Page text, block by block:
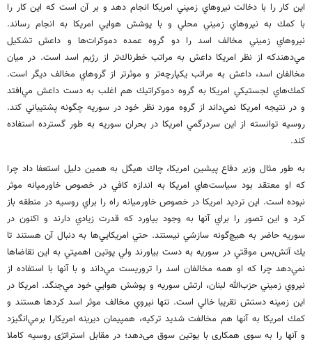
اين كار را با دخالت نيرو‌هاي زميني امريكا انجام دهد و بر آن است كه اين كار را
با كمك به نيروهاي زميني محلي و با پوشش هوايي امريكا به انجام رساند.
نيروهاي زميني مخالف اسد را دو گروه عمده دموكرات‌ها و داعش تشكيل
مي‌دهندكه از نظر امريكا داعش به مراتب خطرناك‌تر از رژيم اسد است. در ميان
مخالفان اسد، داعش به مراتب يكپارچه‌تر و موثرتر از گروهاي مخالف ديگر است.
كمك‌هاي لجستيكي امريكا به گروه دموكراتيك هم اغلب به دست داعش مي‌افتد
و در نتيجه امريكا نمي‌داند از گروه مورد نظر خود در سوريه چگونه پشتيباني كند.
روسيه توانسته از اين سردرگمي امريكا در بحران سوريه به طور گسترده استفاده
كند.
به طور مثال وزير دفاع پيشين امريكا، چاك هيگل به همين دليل استعفا داد چرا
كه او معتقد بود سياست‌هاي امريكا به اندازه كافي در خصوص خاورميانه موثر
نبوده است. اين ترديد امريكا در خصوص خاورميانه راه را براي روسيه در منطقه باز
كرد و اين تصور را براي آنها به وجود بياورد كه قدرت زيادي دارند و اكنون در
سوريه حاضر به هيچ‌گونه سازشي نيستند. حتي امريكايي‌ها به دنبال آن هستند تا
يك آتش‌بس موقتي در سوريه به دست بياورند ولي پوتين اهميتي به اين تقاضا‌ها
نمي‌دهد چرا كه او همه مخالفان اسد را تروريست مي‌داند و با آنها با استفاده از
نيروي زميني حزب‌الله لبنان، ارتش سوريه و پوشش هوايي خود مي‌جنگد. امريكا در
اين زمينه دستش تقريبا خالي است. تنها نيروي مخالف موثر اسد كردها هستند و
كمك امريكا به آنها هم مخالفت شديد تركيه، همپيمان ديرينه امريكارا برمي‌انگيزد
و آنها را به سوي همكاري با پوتين سوق مي‌دهد؛ در مقابل استراتژي روسيه كاملا